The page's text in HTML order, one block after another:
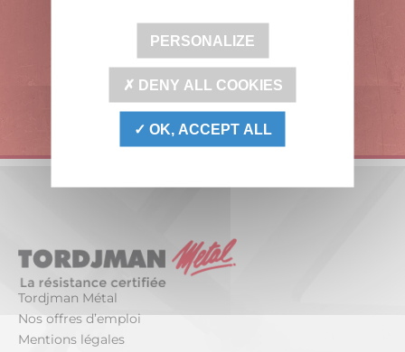
Produits
certifiés
Fabrication
Française
Tordjman Métal
Nos offres d’emploi
Mentions légales
PERSONALIZE
DENY ALL COOKIES
OK, ACCEPT ALL